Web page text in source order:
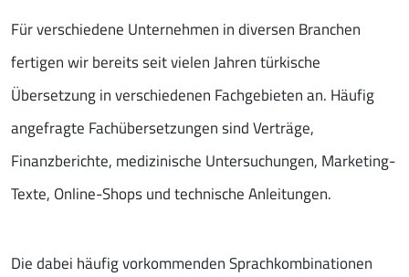
Für verschiedene Unternehmen in diversen Branchen
fertigen wir bereits seit vielen Jahren türkische
Übersetzung in verschiedenen Fachgebieten an. Häufig
angefragte Fachübersetzungen sind Verträge,
Finanzberichte, medizinische Untersuchungen, Marketing-
Texte, Online-Shops und technische Anleitungen.
Die dabei häufig vorkommenden Sprachkombinationen